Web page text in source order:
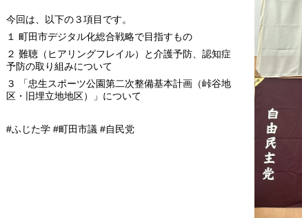
今回は、以下の３項目です。
１ 町田市デジタル化総合戦略で目指すもの
２ 難聴（ヒアリングフレイル）と介護予防、認知症
予防の取り組みについて
３ 「忠生スポーツ公園第二次整備基本計画（峠谷地
区・旧埋立地地区）」について
#ふじた学 #町田市議 #自民党